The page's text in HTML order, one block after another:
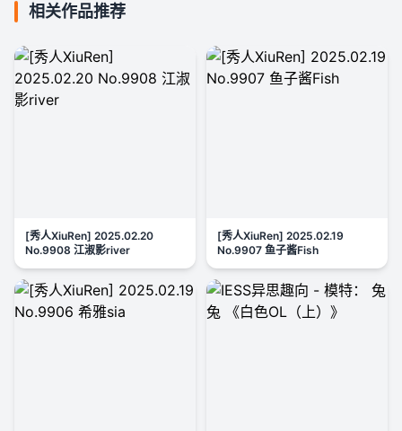
相关作品推荐
[秀人XiuRen] 2025.02.20
No.9908 江淑影river
[秀人XiuRen] 2025.02.19
No.9907 鱼子酱Fish